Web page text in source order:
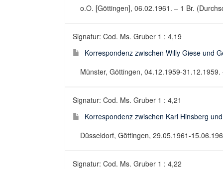
o.O. [Göttingen], 06.02.1961. – 1 Br.
Signatur: Cod. Ms. Gruber 1 : 4,19
Korrespondenz zwischen Willy Giese und
Münster, Göttingen, 04.12.1959-
Signatur: Cod. Ms. Gruber 1 : 4,21
Korrespondenz zwischen Karl Hinsberg
Düsseldorf, Göttingen, 29.05.1961-
Signatur: Cod. Ms. Gruber 1 : 4,22